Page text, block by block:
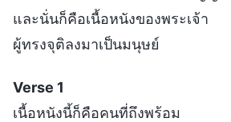
และนั่นก็คือเนื้อหนังของพระเจ้า
ผู้ทรงจุติลงมาเป็นมนุษย์
Verse 1
เนื้อหนังนี้ก็คือคนที่ถึงพร้อม